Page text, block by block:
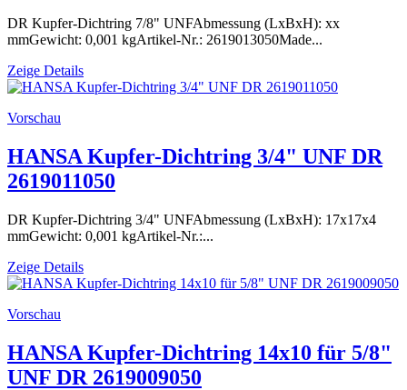
DR Kupfer-Dichtring 7/8" UNFAbmessung (LxBxH): xx
mmGewicht: 0,001 kgArtikel-Nr.: 2619013050Made...
Zeige Details
Vorschau
HANSA Kupfer-Dichtring 3/4" UNF DR
2619011050
DR Kupfer-Dichtring 3/4" UNFAbmessung (LxBxH): 17x17x4
mmGewicht: 0,001 kgArtikel-Nr.:...
Zeige Details
Vorschau
HANSA Kupfer-Dichtring 14x10 für 5/8"
UNF DR 2619009050